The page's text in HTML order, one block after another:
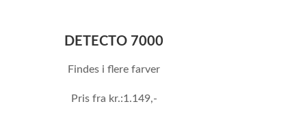
DETECTO 7000
Findes i flere farver
Pris fra kr.:1.149,-